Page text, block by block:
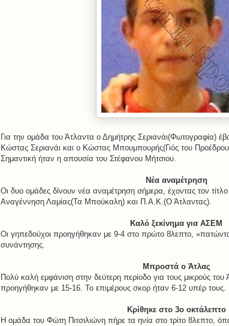
Για την ομάδα του Άτλαντα ο Δημήτρης Σεριανάι(Φωτογραφία)
Κώστας Σεριανάι και ο Κώστας Μπουμπουρής(Γιός του
Σημαντική ήταν η απουσία του Στέφανου Μήτσιου.
Νέα αναμέτρηση
Οι δυο ομάδες δίνουν νέα αναμέτρηση σήμερα, έχοντας τον
Αναγέννηση Λαμίας(Τα Μπούκαλη) και Π.Α.Κ.(Ο Άτλαντας).
Καλό ξεκίνημα για ΑΣΕΜ
Οι γηπεδούχοι προηγήθηκαν με 9-4 στο πρώτο 8λεπτο,
συνάντησης.
Μπροστά ο Άτλας
Πολύ καλή εμφάνιση στην δεύτερη περίοδο για τους μικρούς του
προηγήθηκαν με 15-16. Το επιμέρους σκορ ήταν 6-12 υπέρ τους.
Κρίθηκε στο 3ο οκτάλεπτο
Η ομάδα του Φώτη Πιτσιλιώνη πήρε τα ηνία στο τρίτο 8λεπτο,